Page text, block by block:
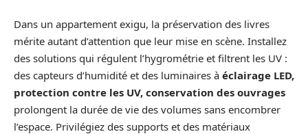
Dans un appartement exigu, la préservation des livres
mérite autant d’attention que leur mise en scène. Installez
des solutions qui régulent l’hygrométrie et filtrent les UV :
des capteurs d’humidité et des luminaires à éclairage LED,
protection contre les UV, conservation des ouvrages
prolongent la durée de vie des volumes sans encombrer
l’espace. Privilégiez des supports et des matériaux